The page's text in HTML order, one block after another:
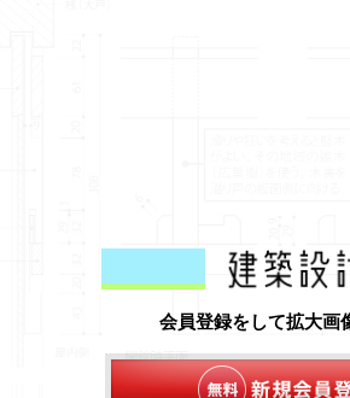
会員登録をして拡大画